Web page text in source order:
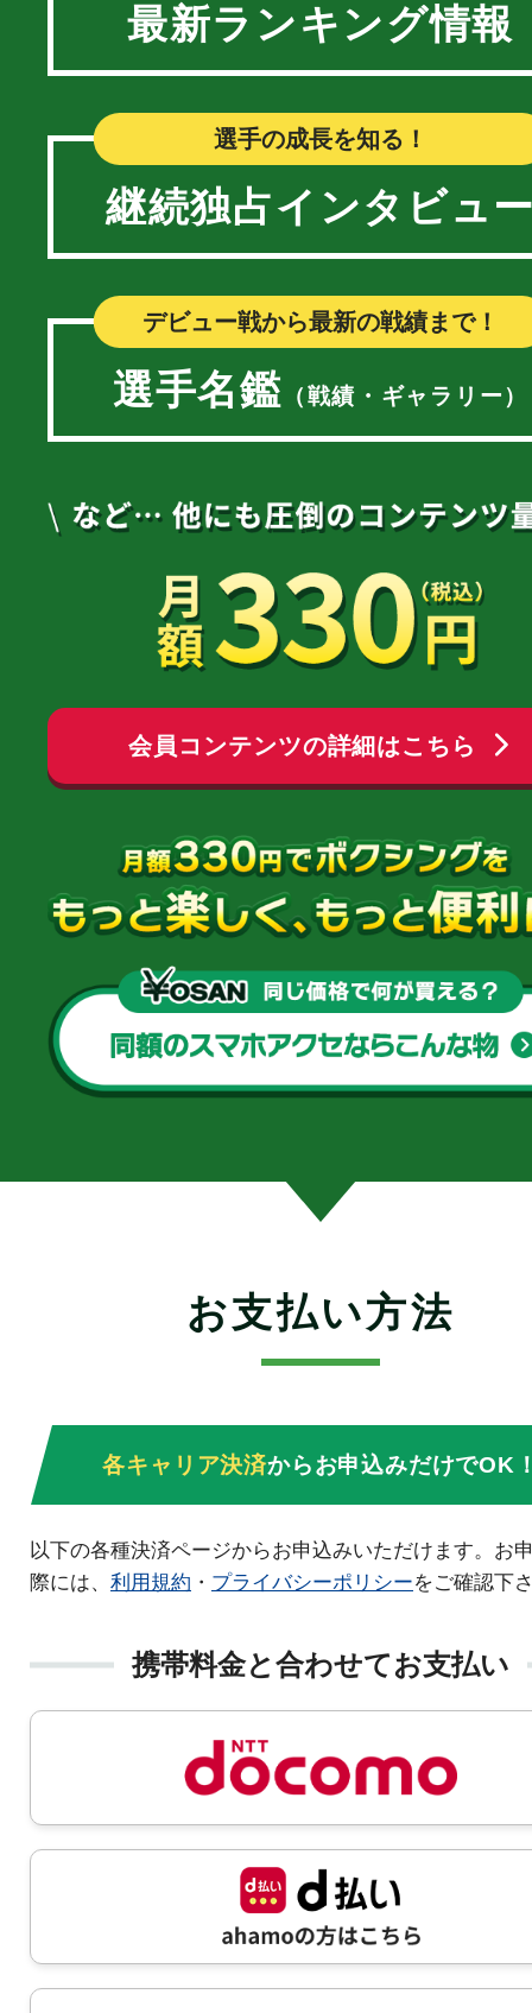
最新ランキング情報
選手の成長を知る！
継続独占インタビュ
デビュー戦から最新の戦績まで！
選手名鑑 （戦績・ギャラリー）
会員コンテンツの詳細はこちら
お支払い方法
各キャリア決済からお申込みだけでOK
以下の各種決済ページからお申込みいただけます。お
際には、 利用規約 ・ プライバシーポリシーをご確認下
携帯料金と合わせてお支払い